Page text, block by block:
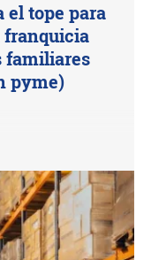
el tope para
franquicia
familiares
pyme)